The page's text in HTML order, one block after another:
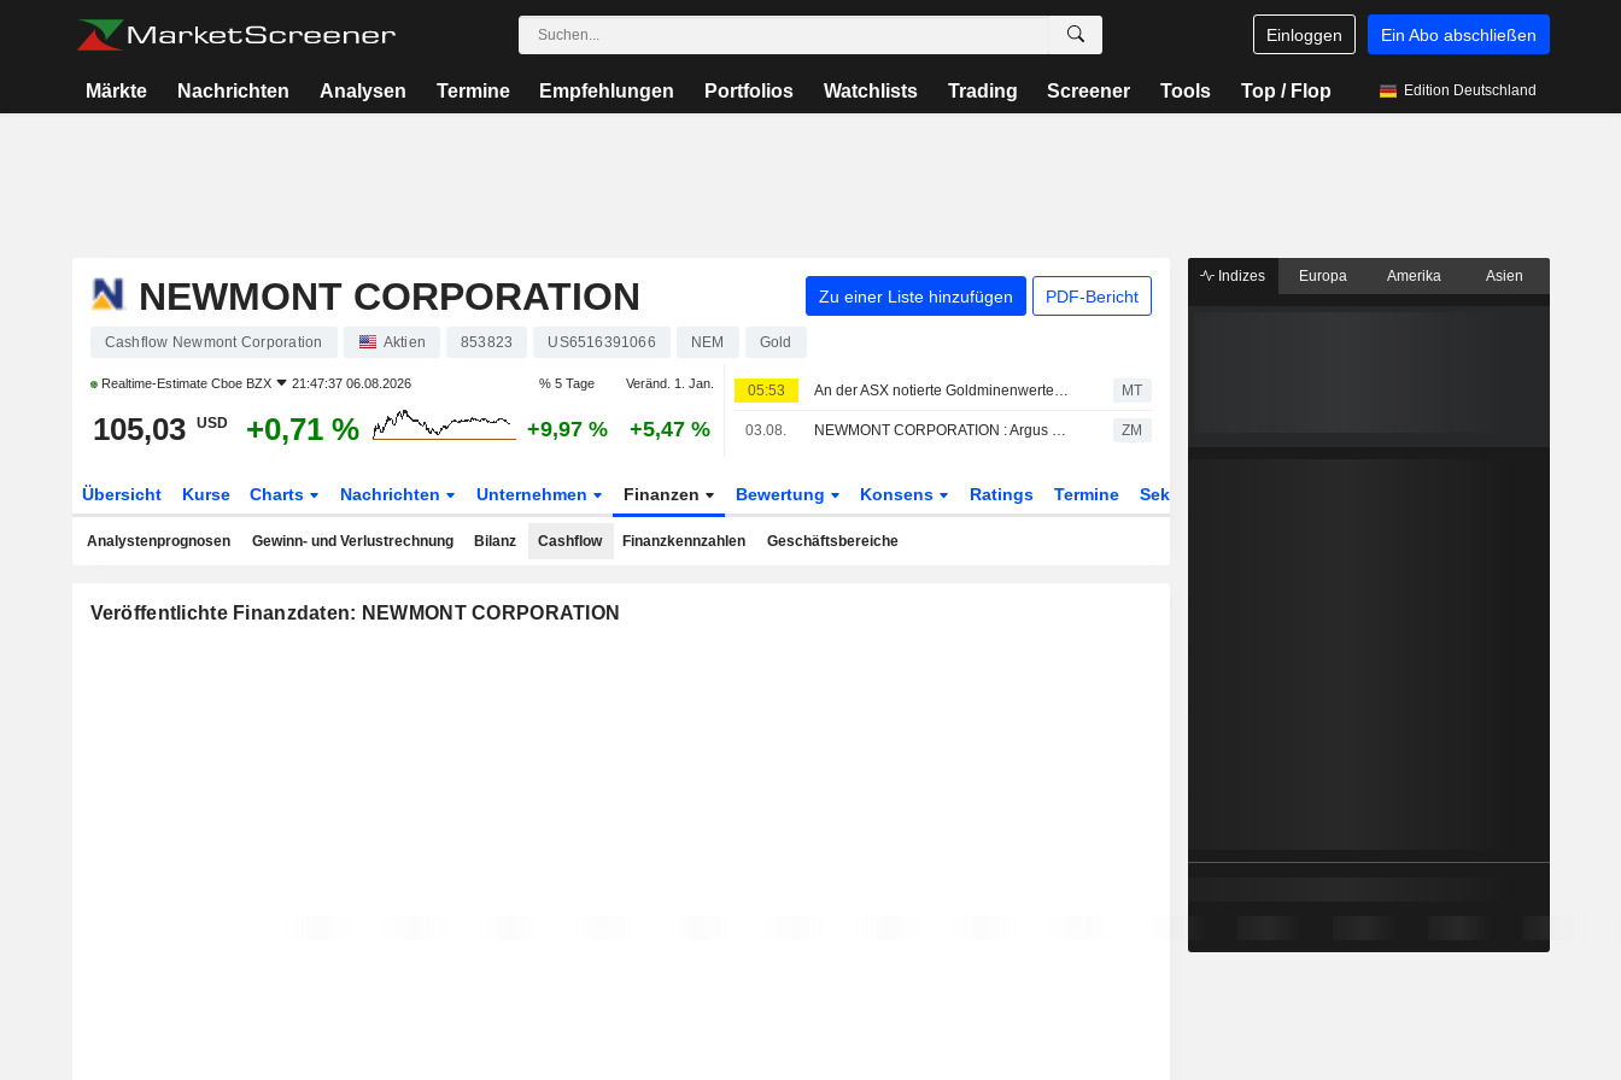
Einloggen Ein Abo abschließen
Märkte Nachrichten Analysen Termine Empfehlungen Portfolios Watchlists Trading Screener Tools Top / Flop Edition Deutschland
NEWMONT CORPORATION Zu einer Liste hinzufügen PDF-Bericht
Cashflow Newmont Corporation Aktien 853823 US6516391066 NEM Gold
Realtime-Estimate Cboe BZX 21:47:37 06.08.2026 % 5 Tage Veränd. 1. Jan.
105,03 USD +0,71 % +9,97 % +5,47 %
05:53 An der ASX notierte Goldminenwerte legen zu, da Goldpreise ihre Gewinne ausbauen MT
03.08. NEWMONT CORPORATION : Argus bekräftigt seine Kaufempfehlung ZM
Übersicht Kurse Charts Nachrichten Unternehmen Finanzen Bewertung Konsens Ratings Termine Sektor
Analystenprognosen Gewinn- und Verlustrechnung Bilanz Cashflow Finanzkennzahlen Geschäftsbereiche
Veröffentlichte Finanzdaten: NEWMONT CORPORATION
Indizes Europa Amerika Asien